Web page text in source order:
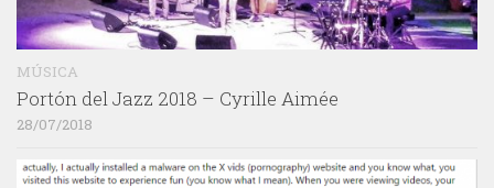
MÚSICA
Portón del Jazz 2018 – Cyrille Aimée
28/07/2018